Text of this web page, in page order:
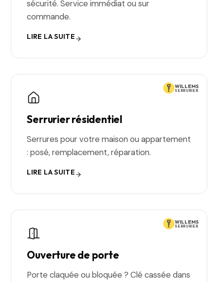
sécurité. Service immédiat ou sur
commande.
LIRE LA SUITE
WILLEMS
SERRURIER
Serrurier résidentiel
Serrures pour votre maison ou appartement
: posé, remplacement, réparation.
LIRE LA SUITE
WILLEMS
SERRURIER
Ouverture de porte
Porte claquée ou bloquée ? Clé cassée dans